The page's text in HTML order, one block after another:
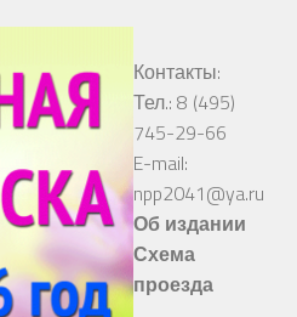
Контакты:
Тел.: 8 (495)
745-29-66
E-mail:
npp2041@ya.ru
Об издании
Схема
проезда